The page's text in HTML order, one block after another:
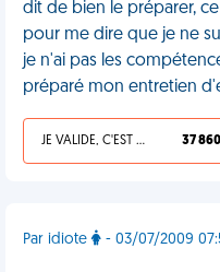
dit de bien le préparer,
pour me dire que je ne
je n'ai pas les
préparé mon entretien
JE VALIDE, C'EST UNE VDM 37 860
Par idiote - 03/07/2009